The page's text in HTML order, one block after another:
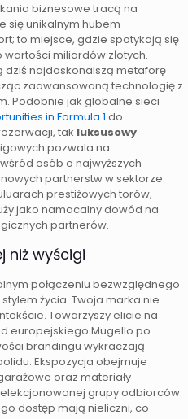
biznesowe tracą na
się unikalnym hubem
to miejsce, gdzie spotykają się
miliardów złotych.
najdoskonalszą metaforę
zaawansowaną technologię z
Podobnie jak globalne sieci
in Formula 1 do
tak luksusowy
pozwala na
osób o najwyższych
partnerstw w sektorze
prestiżowych torów,
jako namacalny dowód na
partnerów.
niż wyścigi
połączeniu bezwzględnego
życia. Twoja marka nie
Towarzyszy elicie na
europejskiego Mugello po
brandingu wykraczają
Ekspozycja obejmuje
oraz materiały
grupy odbiorców.
dostęp mają nieliczni, co